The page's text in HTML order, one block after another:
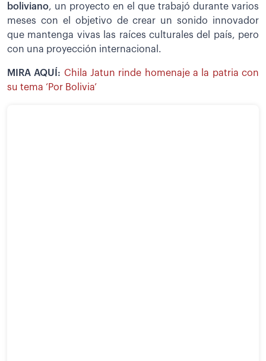
boliviano, un proyecto en el que trabajó durante varios
meses con el objetivo de crear un sonido innovador
que mantenga vivas las raíces culturales del país, pero
con una proyección internacional.
MIRA AQUÍ: Chila Jatun rinde homenaje a la patria con
su tema ‘Por Bolivia’